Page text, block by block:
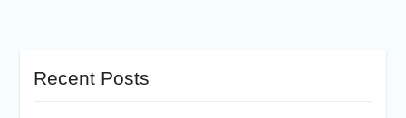
Recent Posts